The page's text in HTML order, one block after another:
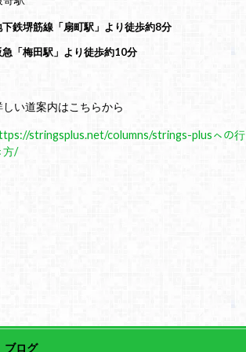
下鉄堺筋線「扇町駅」より徒歩約8分
急「梅田駅」より徒歩約10分
しい道案内はこちらから
stringsplus.net/columns/strings-plusㇸの行
方/
ブログ